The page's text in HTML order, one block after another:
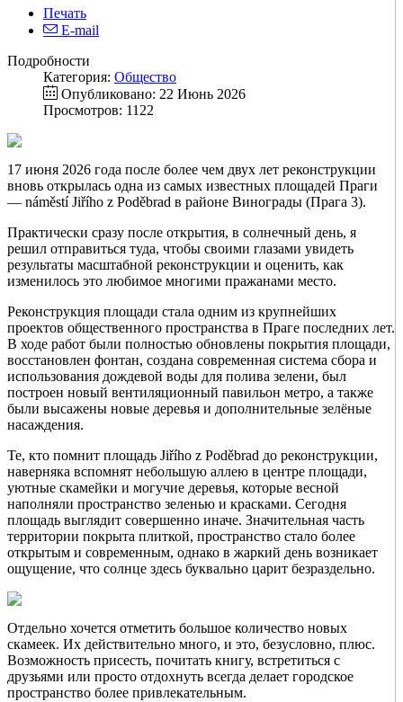
Печать
E-mail
Подробности
Категория: Общество
Опубликовано: 22 Июнь 2026
Просмотров: 1122
17 июня 2026 года после более чем двух лет реконструкции
вновь открылась одна из самых известных площадей Праги
— náměstí Jiřího z Poděbrad в районе Винограды (Прага 3).
Практически сразу после открытия, в солнечный день, я
решил отправиться туда, чтобы своими глазами увидеть
результаты масштабной реконструкции и оценить, как
изменилось это любимое многими пражанами место.
Реконструкция площади стала одним из крупнейших
проектов общественного пространства в Праге последних лет.
В ходе работ были полностью обновлены покрытия площади,
восстановлен фонтан, создана современная система сбора и
использования дождевой воды для полива зелени, был
построен новый вентиляционный павильон метро, а также
были высажены новые деревья и дополнительные зелёные
насаждения.
Те, кто помнит площадь Jiřího z Poděbrad до реконструкции,
наверняка вспомнят небольшую аллею в центре площади,
уютные скамейки и могучие деревья, которые весной
наполняли пространство зеленью и красками. Сегодня
площадь выглядит совершенно иначе. Значительная часть
территории покрыта плиткой, пространство стало более
открытым и современным, однако в жаркий день возникает
ощущение, что солнце здесь буквально царит безраздельно.
Отдельно хочется отметить большое количество новых
скамеек. Их действительно много, и это, безусловно, плюс.
Возможность присесть, почитать книгу, встретиться с
друзьями или просто отдохнуть всегда делает городское
пространство более привлекательным.